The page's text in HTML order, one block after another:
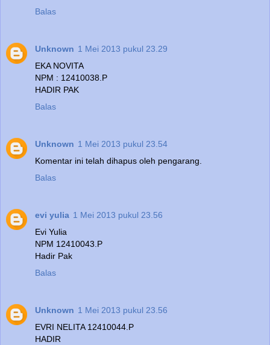
Balas
Unknown 1 Mei 2013 pukul 23.29
EKA NOVITA
NPM : 12410038.P
HADIR PAK
Balas
Unknown 1 Mei 2013 pukul 23.54
Komentar ini telah dihapus oleh pengarang.
Balas
evi yulia 1 Mei 2013 pukul 23.56
Evi Yulia
NPM 12410043.P
Hadir Pak
Balas
Unknown 1 Mei 2013 pukul 23.56
EVRI NELITA 12410044.P
HADIR